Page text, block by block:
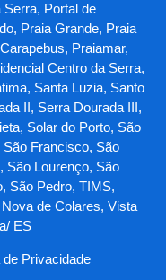
Serra, Portal de
Praia Grande, Praia
Praiamar,
Centro da Serra,
Santa Luzia, Santo
II, Serra Dourada III,
Solar do Porto, São
Francisco, São
São Lourenço, São
São Pedro, TIMS,
de Colares, Vista
ES
de Privacidade